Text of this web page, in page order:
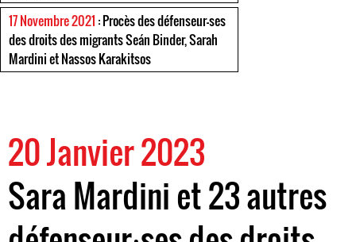
17 Novembre 2021 : Procès des défenseur-ses
des droits des migrants Seán Binder, Sarah
Mardini et Nassos Karakitsos
20 Janvier 2023
Sara Mardini et 23 autres